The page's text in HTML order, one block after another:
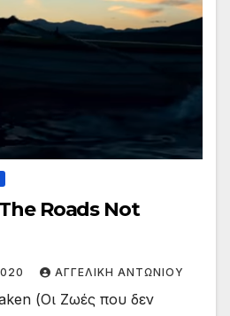
: The Roads Not
ΑΓΓΕΛΙΚΉ ΑΝΤΩΝΊΟΥ
(Οι Ζωές που δεν